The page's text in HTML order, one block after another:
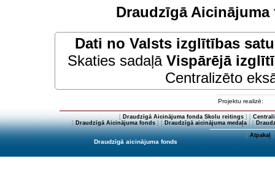
Draudzīgā
Dati no Valsts izglītības
Skaties sadaļā Vispārējā
Centralizēto
Projektu realizē:
[ Draudzīgā Aicinājuma fonda Skolu reitings] [
[Draudzīgā Aicinājuma fonds] [Draudzīgā aicinājuma medaļa] [
[Atpakaļ]
Draudzīgā aicinājuma fonds